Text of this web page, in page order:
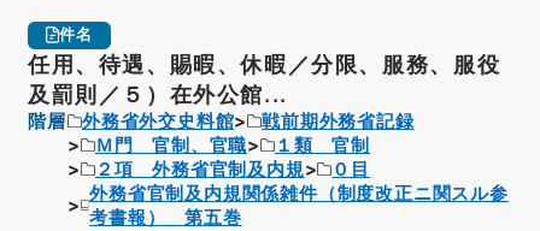
件名
任用、待遇、賜暇、休暇／分限、服務、服役
及罰則／５）在外公館...
階層 外務省外交史料館
戦前期外務省記録
Ｍ門 官制、官職
１類 官制
２項 外務省官制及内規
０目
外務省官制及内規関係雑件（制度改正ニ関スル参
考書報） 第五巻